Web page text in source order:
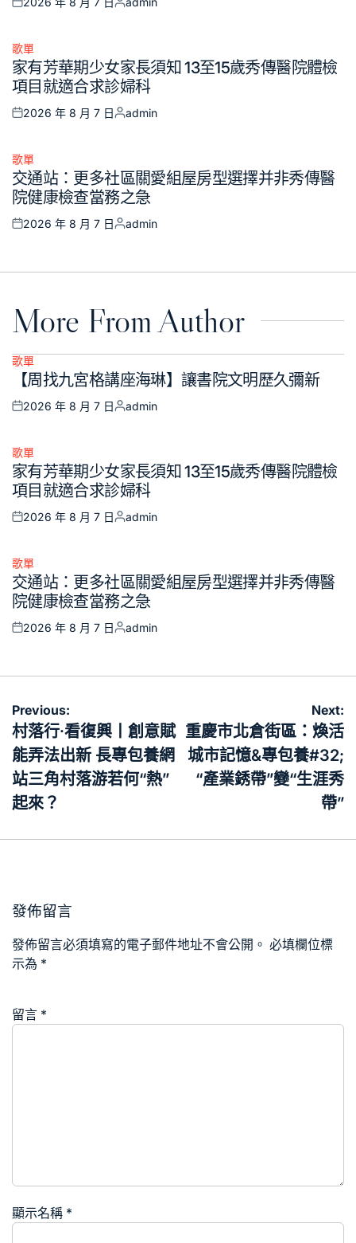
Posted
Posted
Posted
in
歌單
家有芳華期少女家長須知 13至15歲秀傳醫院體檢
項目就適合求診婦科
Posted
2026 年 8 月 7 日
Posted
admin
Posted
in
歌單
交通站：更多社區關愛組屋房型選擇并非秀傳醫
院健康檢查當務之急
Posted
2026 年 8 月 7 日
Posted
admin
More From Author
Posted
歌單
【周找九宮格講座海琳】讓書院文明歷久彌新
Posted
2026 年 8 月 7 日
Posted
admin
Posted
in
歌單
家有芳華期少女家長須知 13至15歲秀傳醫院體檢
項目就適合求診婦科
Posted
2026 年 8 月 7 日
Posted
admin
Posted
in
歌單
交通站：更多社區關愛組屋房型選擇并非秀傳醫
院健康檢查當務之急
Posted
2026 年 8 月 7 日
Posted
admin
文
章
導
覽
Previous:
村落行·看復興丨創意賦
能弄法出新 長專包養網
站三角村落游若何“熱”
起來？
Next:
重慶市北倉街區：煥活
城市記憶&專包養#32;
“產業銹帶”變“生涯秀
帶”
發佈留言
發佈留言必須填寫的電子郵件地址不會公開。 必填欄位標
示為 *
留言 *
顯示名稱 *